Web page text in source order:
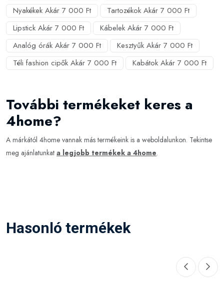
Nyakékek Akár 7 000 Ft
Tartozékok Akár 7 000 Ft
Lipstick Akár 7 000 Ft
Kábelek Akár 7 000 Ft
Analóg órák Akár 7 000 Ft
Kesztyűk Akár 7 000 Ft
Téli fashion cipők Akár 7 000 Ft
Kabátok Akár 7 000 Ft
További termékeket keres a
4home?
A márkától 4home vannak más termékeink is a weboldalunkon. Tekintse
meg ajánlatunkat a legjobb termékek a 4home.
Hasonló termékek